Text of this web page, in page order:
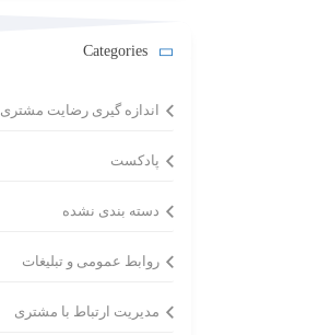
Categories
اندازه گیری رضایت مشتری
پادکست
دسته بندی نشده
روابط عمومی و تبلیغات
مدیریت ارتباط با مشتری